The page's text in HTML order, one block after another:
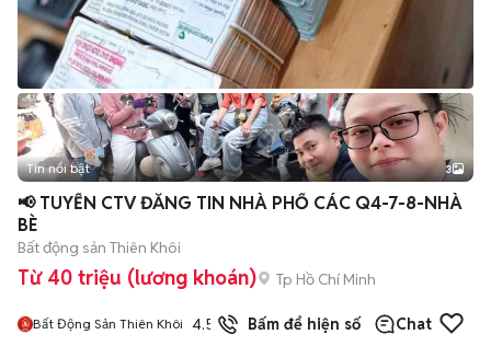
Tin nổi bật 3
📢 TUYỂN CTV ĐĂNG TIN NHÀ PHỐ CÁC Q4-7-8-NHÀ
BÈ
Bất động sản Thiên Khôi
Từ 40 triệu (lương khoán) Tp Hồ Chí Minh
Bất Động Sản Thiên Khôi 4.5 Bấm để hiện số Chat